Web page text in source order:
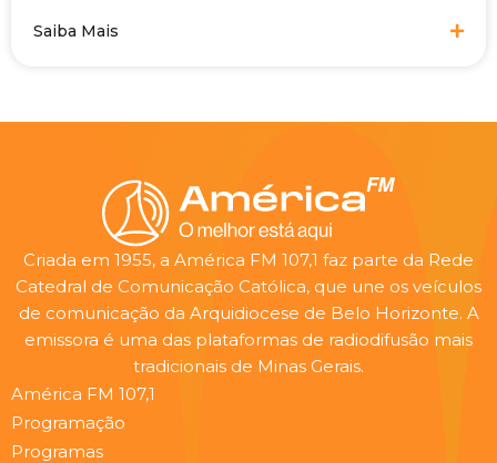
Saiba Mais
Criada em 1955, a América FM 107,1 faz parte da Rede
Catedral de Comunicação Católica, que une os veículos
de comunicação da Arquidiocese de Belo Horizonte. A
emissora é uma das plataformas de radiodifusão mais
tradicionais de Minas Gerais.
América FM 107,1
Programação
Programas